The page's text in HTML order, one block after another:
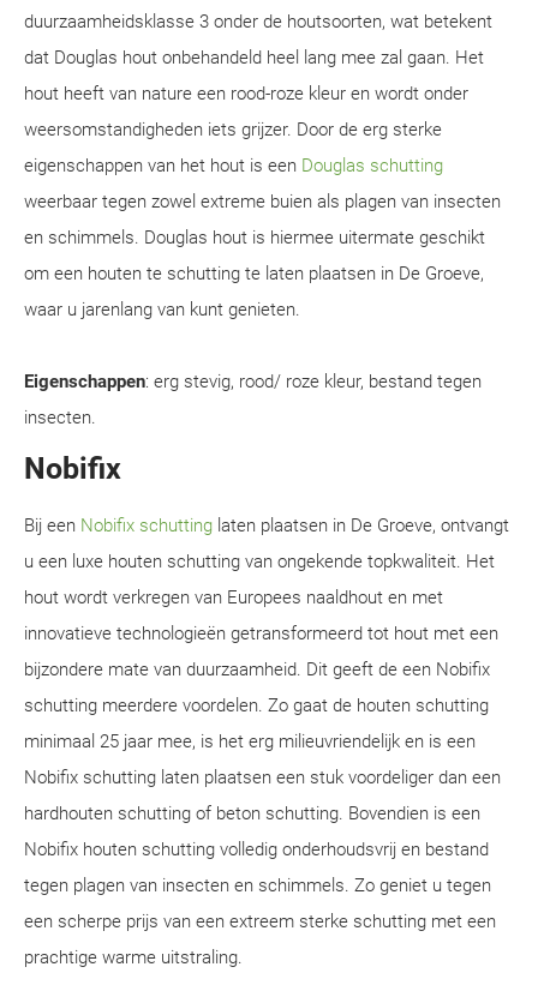
duurzaamheidsklasse 3 onder de houtsoorten, wat betekent
dat Douglas hout onbehandeld heel lang mee zal gaan. Het
hout heeft van nature een rood-roze kleur en wordt onder
weersomstandigheden iets grijzer. Door de erg sterke
eigenschappen van het hout is een Douglas schutting
weerbaar tegen zowel extreme buien als plagen van insecten
en schimmels. Douglas hout is hiermee uitermate geschikt
om een houten te schutting te laten plaatsen in De Groeve,
waar u jarenlang van kunt genieten.
Eigenschappen: erg stevig, rood/ roze kleur, bestand tegen
insecten.
Nobifix
Bij een Nobifix schutting laten plaatsen in De Groeve, ontvangt
u een luxe houten schutting van ongekende topkwaliteit. Het
hout wordt verkregen van Europees naaldhout en met
innovatieve technologieën getransformeerd tot hout met een
bijzondere mate van duurzaamheid. Dit geeft de een Nobifix
schutting meerdere voordelen. Zo gaat de houten schutting
minimaal 25 jaar mee, is het erg milieuvriendelijk en is een
Nobifix schutting laten plaatsen een stuk voordeliger dan een
hardhouten schutting of beton schutting. Bovendien is een
Nobifix houten schutting volledig onderhoudsvrij en bestand
tegen plagen van insecten en schimmels. Zo geniet u tegen
een scherpe prijs van een extreem sterke schutting met een
prachtige warme uitstraling.